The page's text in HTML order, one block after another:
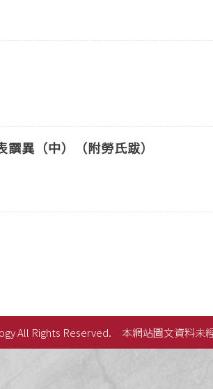
異（中）（附勞氏跋）
All Rights Reserved. 本網站圖文資料未